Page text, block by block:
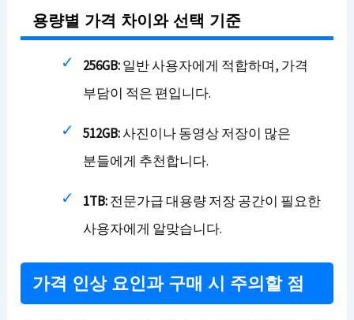
용량별 가격 차이와 선택 기준
256GB:일반 사용자에게 적합하며, 가격
부담이 적은 편입니다.
512GB:사진이나 동영상 저장이 많은
분들에게 추천합니다.
1TB:전문가급 대용량 저장 공간이 필요한
사용자에게 알맞습니다.
가격 인상 요인과 구매 시 주의할 점